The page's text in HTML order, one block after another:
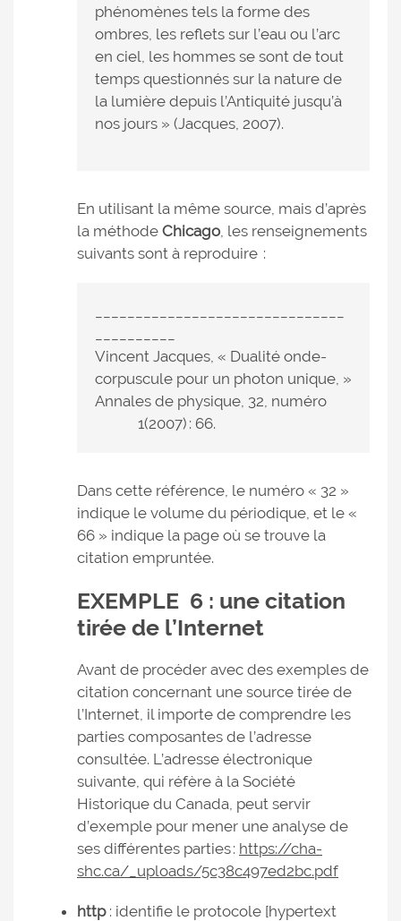
phénomènes tels la forme des
ombres, les reflets sur l’eau ou l’arc
en ciel, les hommes se sont de tout
temps questionnés sur la nature de
la lumière depuis l’Antiquité jusqu’à
nos jours » (Jacques, 2007).
En utilisant la même source, mais d’après
la méthode Chicago, les renseignements
suivants sont à reproduire :
Vincent Jacques, « Dualité onde-
corpuscule pour un photon unique, »
Annales de physique, 32, numéro
1(2007) : 66.
Dans cette référence, le numéro « 32 »
indique le volume du périodique, et le «
66 » indique la page où se trouve la
citation empruntée.
EXEMPLE 6 : une citation
tirée de l’Internet
Avant de procéder avec des exemples de
citation concernant une source tirée de
l’Internet, il importe de comprendre les
parties composantes de l’adresse
consultée. L’adresse électronique
suivante, qui réfère à la Société
Historique du Canada, peut servir
d’exemple pour mener une analyse de
ses différentes parties : https://cha-
shc.ca/_uploads/5c38c497ed2bc.pdf
http: identifie le protocole [hypertext